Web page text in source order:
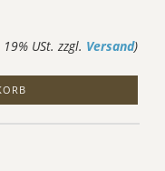
USt. zzgl. Versand)